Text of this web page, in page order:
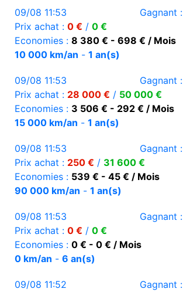
09/08 11:53 Gagnant :
Prix achat : 0 € / 0 €
Economies : 8 380 € - 698 € / Mois
10 000 km/an - 1 an(s)
09/08 11:53 Gagnant :
Prix achat : 28 000 € / 50 000 €
Economies : 3 506 € - 292 € / Mois
15 000 km/an - 1 an(s)
09/08 11:53 Gagnant :
Prix achat : 250 € / 31 600 €
Economies : 539 € - 45 € / Mois
90 000 km/an - 1 an(s)
09/08 11:53 Gagnant :
Prix achat : 0 € / 0 €
Economies : 0 € - 0 € / Mois
0 km/an - 6 an(s)
09/08 11:52 Gagnant :